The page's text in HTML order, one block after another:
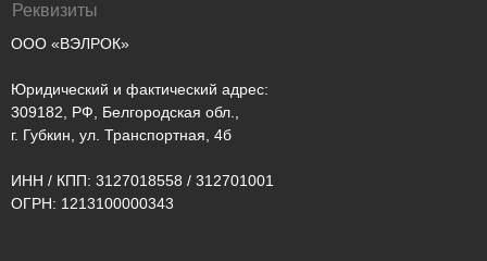
Реквизиты
ООО «ВЭЛРОК»
Юридический и фактический адрес:
309182, РФ, Белгородская обл.,
г. Губкин, ул. Транспортная, 4б
ИНН / КПП: 3127018558 / 312701001
ОГРН: 1213100000343